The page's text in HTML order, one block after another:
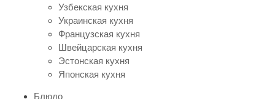
Узбекская кухня
Украинская кухня
Французская кухня
Швейцарская кухня
Эстонская кухня
Японская кухня
Блюдо